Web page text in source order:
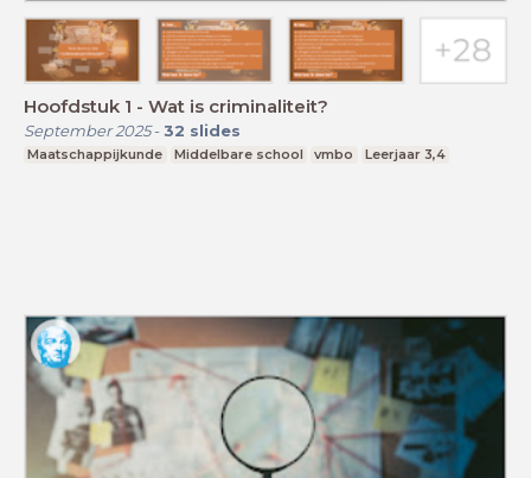
Hoofdstuk 1 - Wat is criminaliteit?
September 2025- 32 slides
Maatschappijkunde Middelbare school vmbo Leerjaar 3,4